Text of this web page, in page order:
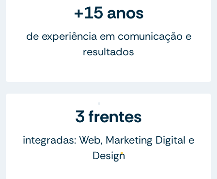
+15 anos
de experiência em comunicação e
resultados
3 frentes
integradas: Web, Marketing Digital e
Design